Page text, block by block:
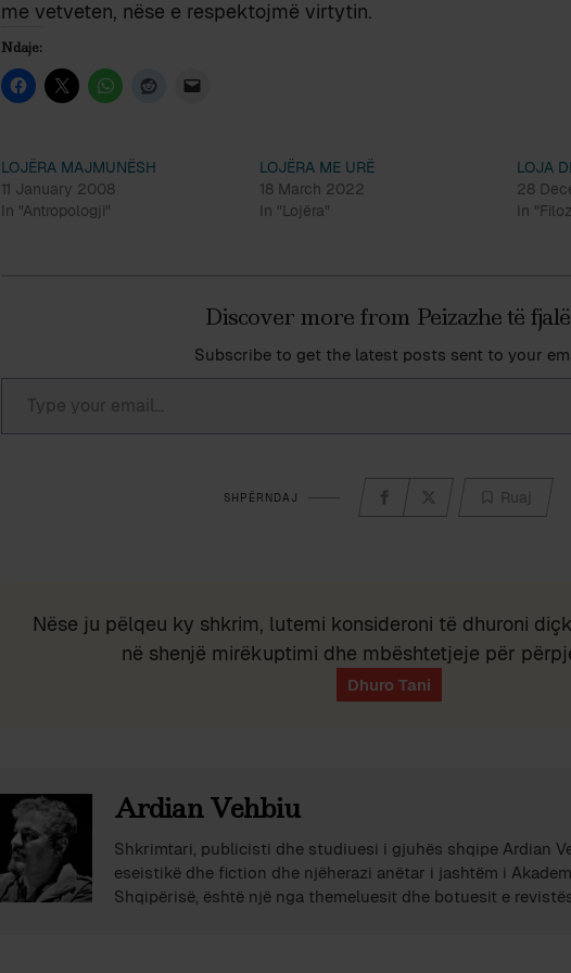
me vetveten, nëse e respektojmë virtytin.
Ndaje:
LOJËRA MAJMUNËSH
11 January 2008
In "Antropologji"
LOJËRA ME URË
18 March 2022
In "Lojëra"
LOJA
28
In
Discover more from Peizazhe të
Subscribe to get the latest posts sent to your
Type your email…
SHPËRNDAJ Ruaj
Nëse ju pëlqeu ky shkrim, lutemi konsideroni të dhuroni
në shenjë mirëkuptimi dhe mbështetjeje për
Ardian Vehbiu
Shkrimtari, publicisti dhe studiuesi i gjuhës shqipe Ardian
eseistikë dhe fiction dhe njëherazi anëtar i jashtëm i
Shqipërisë, është një nga themeluesit dhe botuesit e